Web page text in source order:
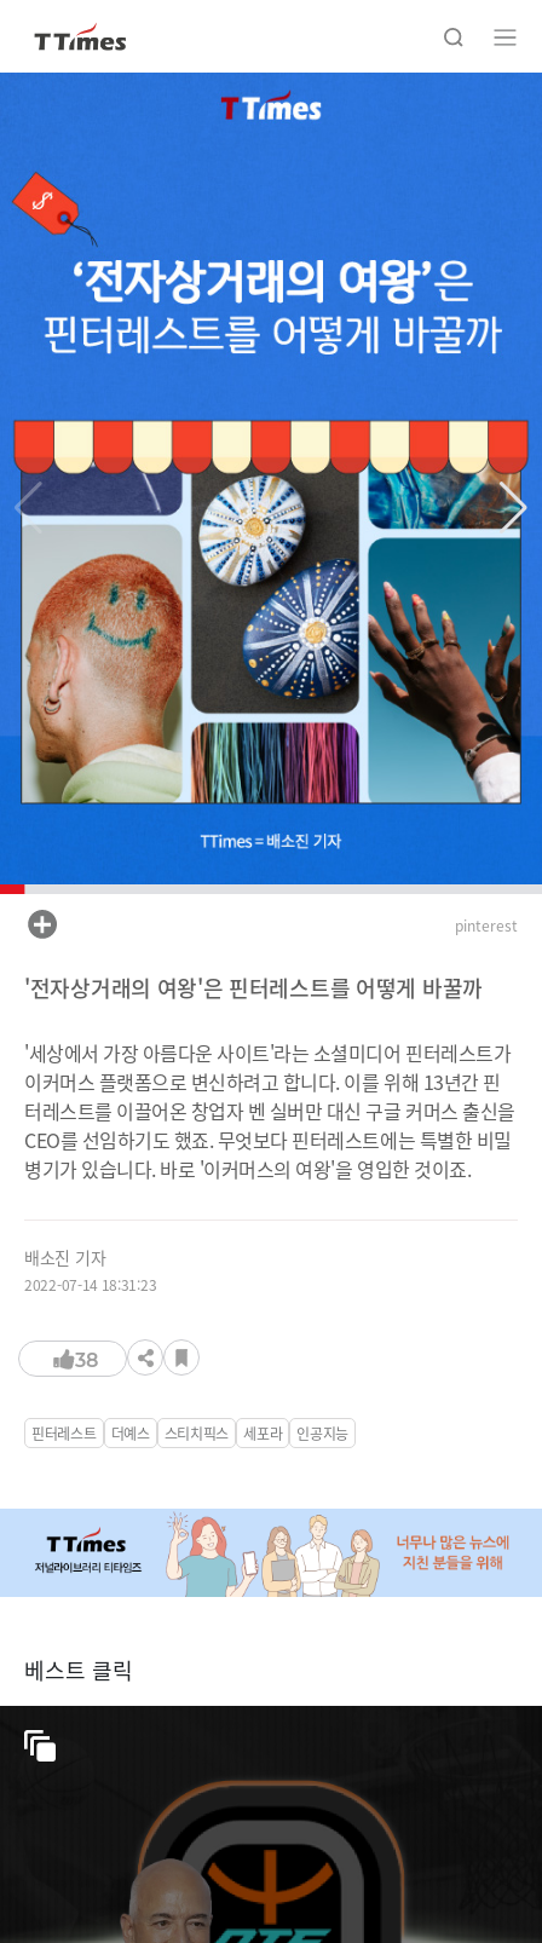
pinterest
'전자상거래의 여왕'은 핀터레스트를 어떻게 바꿀까
'세상에서 가장 아름다운 사이트'라는 소셜미디어 핀터레스트가
이커머스 플랫폼으로 변신하려고 합니다. 이를 위해 13년간 핀
터레스트를 이끌어온 창업자 벤 실버만 대신 구글 커머스 출신을
CEO를 선임하기도 했죠. 무엇보다 핀터레스트에는 특별한 비밀
병기가 있습니다. 바로 '이커머스의 여왕'을 영입한 것이죠.
배소진 기자
2022-07-14 18:31:23
38
핀터레스트 더예스 스티치픽스 세포라 인공지능
베스트 클릭